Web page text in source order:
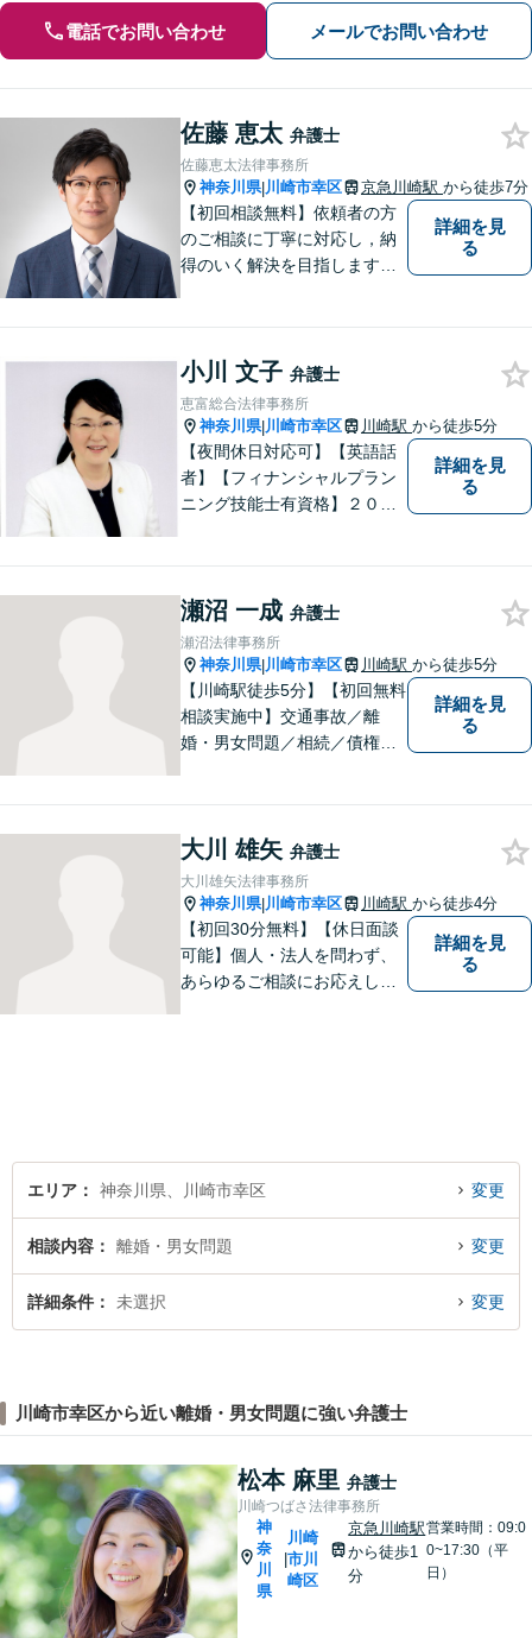
電話でお問い合わせ メールでお問い合わせ
佐藤 恵太 弁護士
佐藤恵太法律事務所
神奈川県|川崎市幸区 京急川崎駅 から徒歩7分
【初回相談無料】依頼者の方
のご相談に丁寧に対応し，納
得のいく解決を目指します。
詳細を見
る
小川 文子 弁護士
恵富総合法律事務所
神奈川県|川崎市幸区 川崎駅 から徒歩5分
【夜間休日対応可】【英語話
者】【フィナンシャルプラン
ニング技能士有資格】２０年
ております。
詳細を見
る
瀬沼 一成 弁護士
瀬沼法律事務所
神奈川県|川崎市幸区 川崎駅 から徒歩5分
【川崎駅徒歩5分】【初回無料
相談実施中】交通事故／離
婚・男女問題／相続／債権回
をしている方を救うため、全
力で取り組みます。
詳細を見
る
大川 雄矢 弁護士
大川雄矢法律事務所
神奈川県|川崎市幸区 川崎駅 から徒歩4分
【初回30分無料】【休日面談
可能】個人・法人を問わず、
あらゆるご相談にお応えしま
詳細を見
る
エリア 神奈川県、川崎市幸区 変更
相談内容 離婚・男女問題 変更
詳細条件 未選択 変更
川崎市幸区から近い離婚・男女問題に強い弁護士
松本 麻里 弁護士
川崎つばさ法律事務所
神
奈
川
県
|
川崎
市川
崎区
京急川崎駅
から徒歩1
分
営業時間：09:0
0~17:30（平
日）